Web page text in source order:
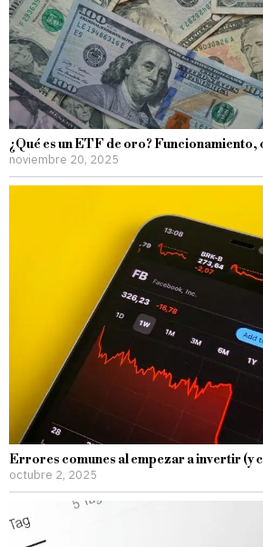
¿Qué es un ETF de oro? Funcionamiento,
noviembre 20, 2025
Errores comunes al empezar a invertir (y
octubre 2, 2025